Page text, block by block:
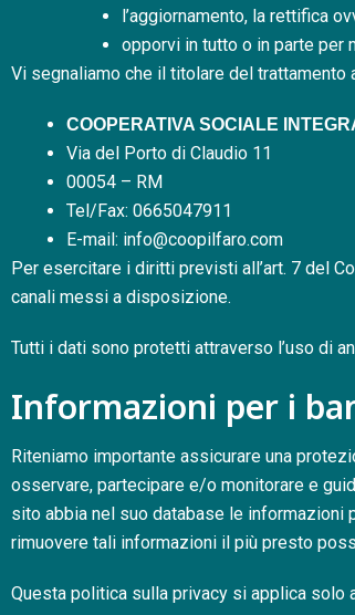
l’aggiornamento, la rettifica
opporvi in tutto o in parte per
Vi segnaliamo che il titolare del
COOPERATIVA SOCIALE
Via del Porto di Claudio 11
00054 – RM
Tel/Fax: 0665047911
E-mail: info@coopilfaro.com
Per esercitare i diritti previsti all’art. 7 del
canali messi a disposizione.
Tutti i dati sono protetti attraverso l’uso di
Informazioni per i
Riteniamo importante assicurare una
osservare, partecipare e/o monitorare e
sito abbia nel suo database le informazioni
rimuovere tali informazioni il più presto
Questa politica sulla privacy si applica